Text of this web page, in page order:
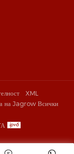
XML
на Jagrow Всички